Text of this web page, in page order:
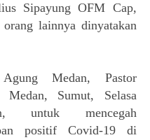
Sipayung OFM Cap,
lainnya dinyatakan
Medan, Pastor
Sumut, Selasa
untuk mencegah
positif Covid-19 di